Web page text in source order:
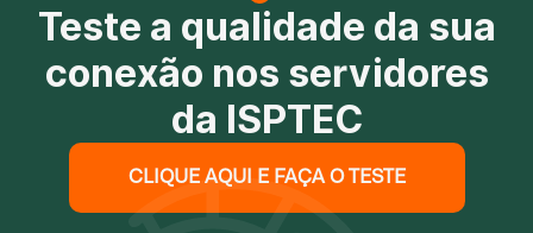
Teste a qualidade da sua
conexão nos servidores
da ISPTEC
CLIQUE AQUI E FAÇA O TESTE